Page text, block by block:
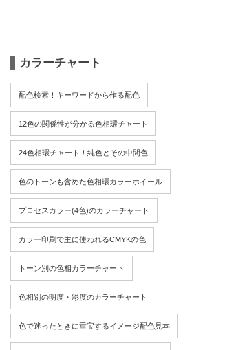
カラーチャート
配色検索！キーワードから作る配色
12色の関係性が分かる色相環チャート
24色相環チャート！純色とその中間色
色のトーンも含めた色相環カラーホイール
プロセスカラー(4色)のカラーチャート
カラー印刷で主に使われるCMYKの色
トーン別の色相カラーチャート
色相別の明度・彩度のカラーチャート
色で迷ったときに重宝するイメージ配色見本